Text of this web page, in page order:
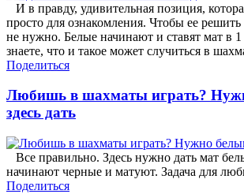
И в правду, удивительная позиция,
просто для ознакомления. Чтобы ее решить
не нужно. Белые начинают и ставят мат в
знаете, что и такое может случиться в
Поделиться
Любишь в шахматы играть?
здесь дать
Все правильно. Здесь нужно дать мат
начинают черные и матуют. Задача для
Поделиться